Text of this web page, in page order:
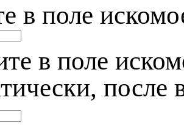
в поле
в поле
после